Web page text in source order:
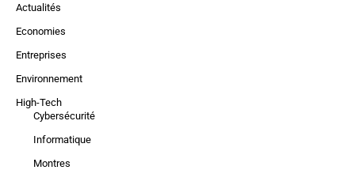
Actualités
Economies
Entreprises
Environnement
High-Tech
Cybersécurité
Informatique
Montres